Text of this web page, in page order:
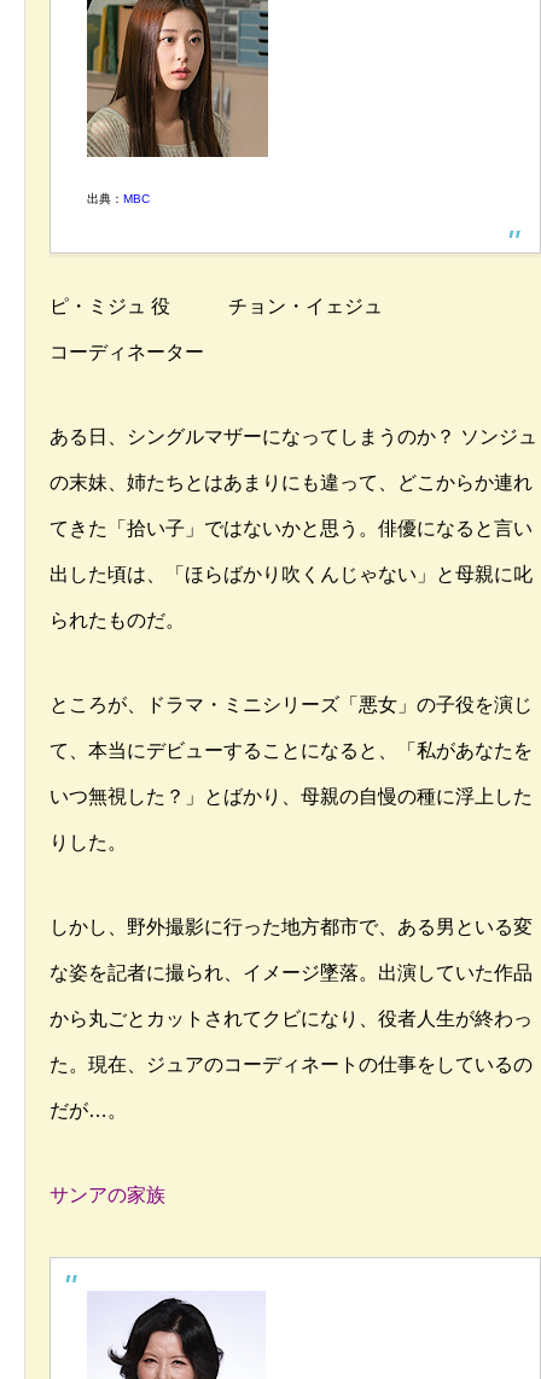
出典： MBC
ピ・ミジュ 役 チョン・イェジュ
コーディネーター
ある日、シングルマザーになってしまうのか？ ソンジュ
の末妹、姉たちとはあまりにも違って、どこからか連れ
てきた「拾い子」ではないかと思う。俳優になると言い
出した頃は、「ほらばかり吹くんじゃない」と母親に叱
られたものだ。
ところが、ドラマ・ミニシリーズ「悪女」の子役を演じ
て、本当にデビューすることになると、「私があなたを
いつ無視した？」とばかり、母親の自慢の種に浮上した
りした。
しかし、野外撮影に行った地方都市で、ある男といる変
な姿を記者に撮られ、イメージ墜落。出演していた作品
から丸ごとカットされてクビになり、役者人生が終わっ
た。現在、ジュアのコーディネートの仕事をしているの
だが…。
サンアの家族